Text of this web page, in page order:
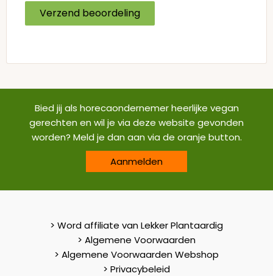
Verzend beoordeling
Bied jij als horecaondernemer heerlijke vegan
gerechten en wil je via deze website gevonden
worden? Meld je dan aan via de oranje button.
Aanmelden
> Word affiliate van Lekker Plantaardig
> Algemene Voorwaarden
> Algemene Voorwaarden Webshop
> Privacybeleid